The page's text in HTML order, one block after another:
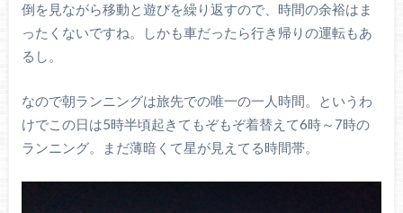
倒を見ながら移動と遊びを繰り返すので、時間の余裕はま
ったくないですね。しかも車だったら行き帰りの運転もあ
るし。
なので朝ランニングは旅先での唯一の一人時間。というわ
けでこの日は5時半頃起きてもぞもぞ着替えて6時～7時の
ランニング。まだ薄暗くて星が見えてる時間帯。